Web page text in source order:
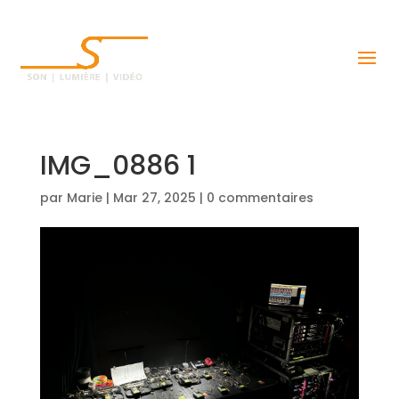
IMG_0886 1
par Marie| Mar 27, 2025 | 0 commentaires